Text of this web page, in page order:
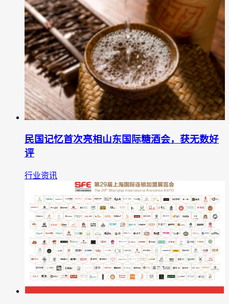
民国记忆首次亮相山东国际糖酒会，获无数好
评
行业资讯